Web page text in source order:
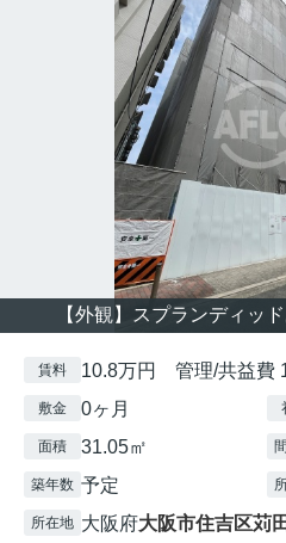
【外観】スプランディッ
賃料 10.8万円 管理/共益費
敷金 0ヶ月
面積 31.05㎡
築年数 予定
所在地 大阪府大阪市住吉区苅田